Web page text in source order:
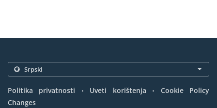
Politika privatnosti . Uveti korištenja .
Cookie Policy
Changes